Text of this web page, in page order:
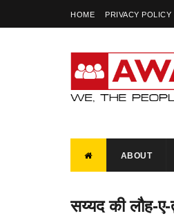
HOME PRIVACY POLICY
ABOUT
सय्यद की लौह-